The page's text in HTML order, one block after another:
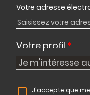
Votre adresse
Votre profil *
J'accepte que